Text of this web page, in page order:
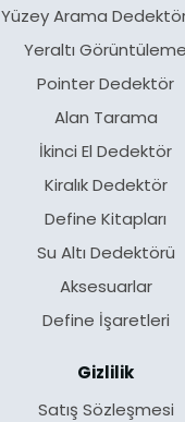
Yüzey Arama
Yeraltı Görüntüleme
Pointer Dedektör
Alan Tarama
İkinci El Dedektör
Kiralık Dedektör
Define Kitapları
Su Altı Dedektörü
Aksesuarlar
Define İşaretleri
Gizlilik
Satış Sözleşmesi